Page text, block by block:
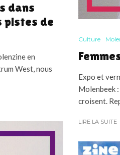
dans
pistes de
en
West, nous
Culture
Expo et
Molenbeek
croisent.
LIRE LA SUITE